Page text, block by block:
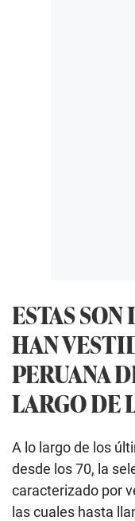
ESTAS
HAN
PERUANA
LARGO DE
A lo largo de los
desde los 70, la
caracterizado por
las cuales hasta